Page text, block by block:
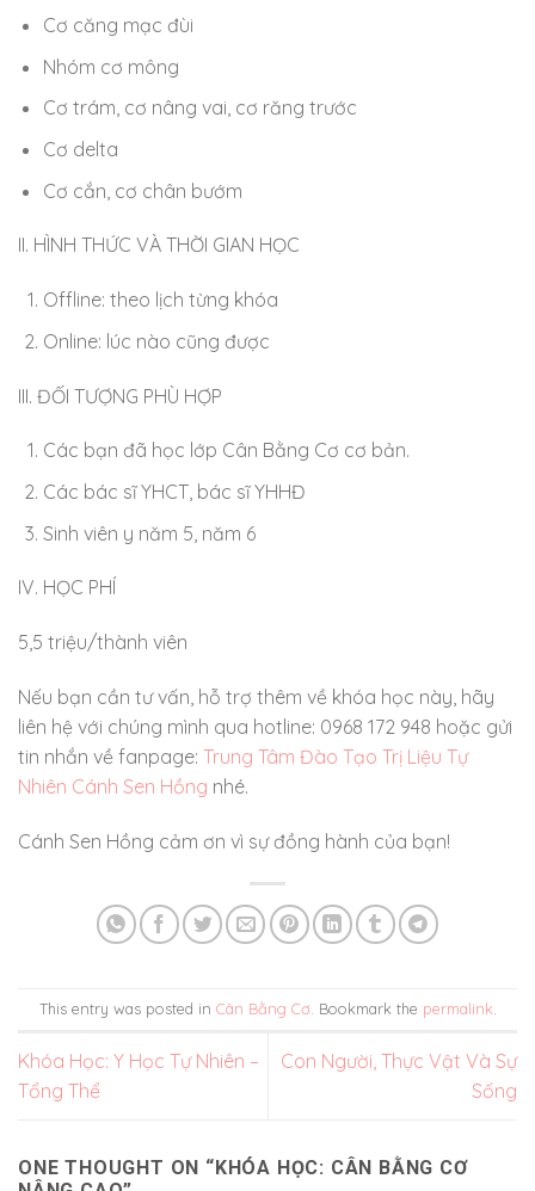
Cơ căng mạc đùi
Nhóm cơ mông
Cơ trám, cơ nâng vai, cơ răng trước
Cơ delta
Cơ cắn, cơ chân bướm
II. HÌNH THỨC VÀ THỜI GIAN HỌC
Offline: theo lịch từng khóa
Online: lúc nào cũng được
III. ĐỐI TƯỢNG PHÙ HỢP
Các bạn đã học lớp Cân Bằng Cơ cơ bản.
Các bác sĩ YHCT, bác sĩ YHHĐ
Sinh viên y năm 5, năm 6
IV. HỌC PHÍ
5,5 triệu/thành viên
Nếu bạn cần tư vấn, hỗ trợ thêm về khóa học này, hãy
liên hệ với chúng mình qua hotline: 0968 172 948 hoặc gửi
tin nhắn về fanpage: Trung Tâm Đào Tạo Trị Liệu Tự
Nhiên Cánh Sen Hồng nhé.
Cánh Sen Hồng cảm ơn vì sự đồng hành của bạn!
This entry was posted in Cân Bằng Cơ . Bookmark the permalink
Khóa Học: Y Học Tự Nhiên –
Tổng Thể
Con Người, Thực Vật Và Sự
Sống
ONE THOUGHT ON “ KHÓA HỌC: CÂN BẰNG CƠ